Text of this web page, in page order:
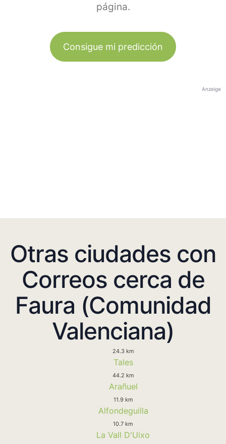
página.
Consigue mi predicción
Anzeige
Otras ciudades con
Correos cerca de
Faura (Comunidad
Valenciana)
24.3 km
Tales
44.2 km
Arañuel
11.9 km
Alfondeguilla
10.7 km
La Vall D'Uixo